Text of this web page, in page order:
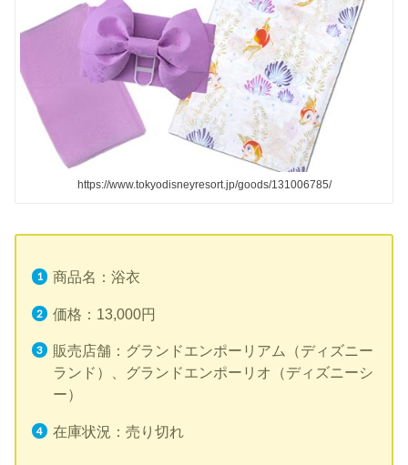
https://www.tokyodisneyresort.jp/goods/131006785/
商品名：浴衣
価格：13,000円
販売店舗：グランドエンポーリアム（ディズニー
ランド）、グランドエンポーリオ（ディズニーシ
ー）
在庫状況：売り切れ